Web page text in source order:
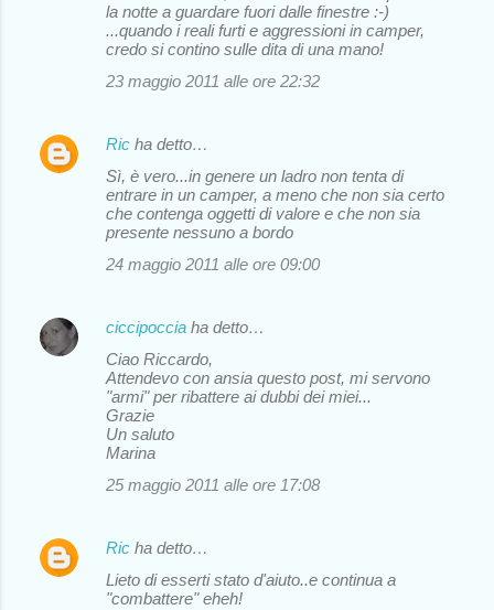
la notte a guardare fuori dalle finestre :-)
...quando i reali furti e aggressioni in camper,
credo si contino sulle dita di una mano!
23 maggio 2011 alle ore 22:32
Ric ha detto…
Sì, è vero...in genere un ladro non tenta di
entrare in un camper, a meno che non sia certo
che contenga oggetti di valore e che non sia
presente nessuno a bordo
24 maggio 2011 alle ore 09:00
ciccipoccia ha detto…
Ciao Riccardo,
Attendevo con ansia questo post, mi servono
"armi" per ribattere ai dubbi dei miei...
Grazie
Un saluto
Marina
25 maggio 2011 alle ore 17:08
Ric ha detto…
Lieto di esserti stato d'aiuto..e continua a
"combattere" eheh!